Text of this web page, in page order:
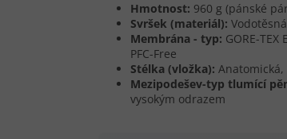
Hmotnost: 960 g (pánské
Svršek (materiál):
Membrána - typ: GORE-
PFC-Free
Stélka (vložka):
Mezipodešev-typ tlumící
vysokým odrazem